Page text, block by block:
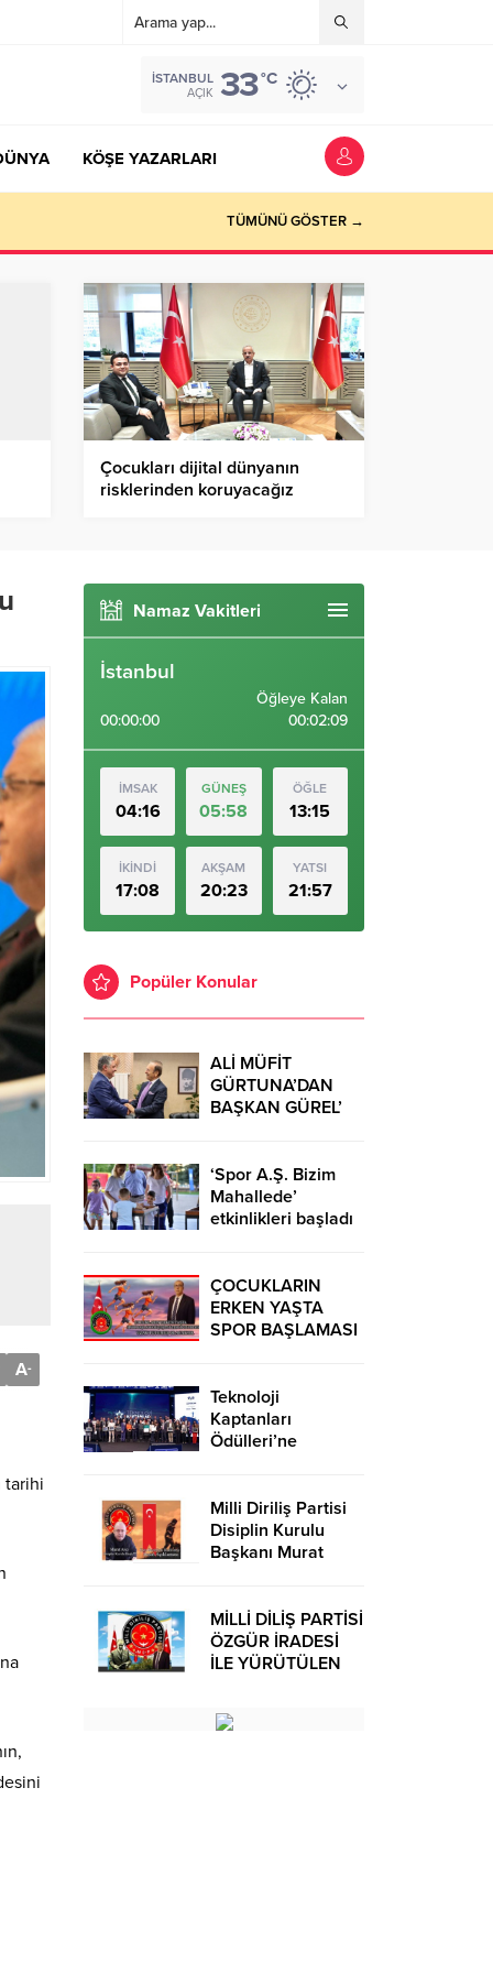
İSTANBUL
AÇIK 33°C
KÖŞE YAZARLARI
TÜMÜNÜ GÖSTER →
Çocukları dijital dünyanın
risklerinden koruyacağız
A-
tarihi
Namaz Vakitleri
İstanbul
00:00:00
Öğleye Kalan
00:02:08
İMSAK
04:16
GÜNEŞ
05:58
ÖĞLE
13:15
İKİNDİ
17:08
AKŞAM
20:23
YATSI
21:57
Popüler Konular
ALİ MÜFİT
GÜRTUNA’DAN
BAŞKAN GÜREL’
‘Spor A.Ş. Bizim
Mahallede’
etkinlikleri başladı
ÇOCUKLARIN
ERKEN YAŞTA
SPOR BAŞLAMASI
UZAK TUTUMUŞ
OLACAKTIR
Teknoloji
Kaptanları
Ödülleri’ne
Milli Diriliş Partisi
Disiplin Kurulu
Başkanı Murat
Basın Açıklaması
MİLLİ DİLİŞ PARTİSİ
ÖZGÜR İRADESİ
İLE YÜRÜTÜLEN
OLUŞUMUDUR